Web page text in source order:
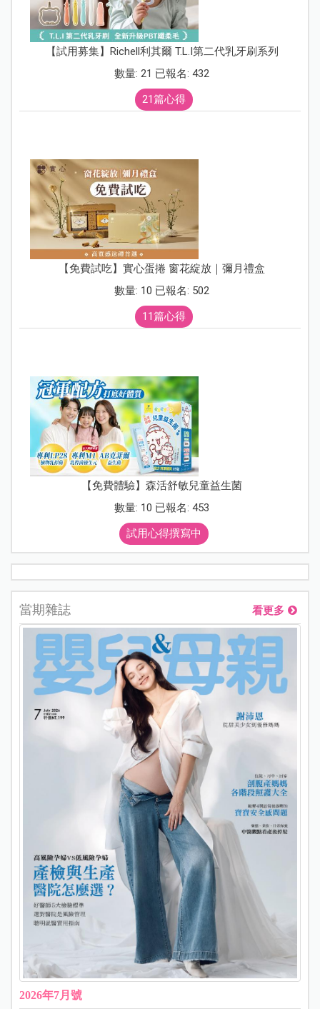
【試用募集】Richell利其爾 T.L.I第二代乳牙刷系列
數量: 21 已報名: 432
21篇心得
【免費試吃】實心蛋捲 窗花綻放｜彌月禮盒
數量: 10 已報名: 502
11篇心得
【免費體驗】森活舒敏兒童益生菌
數量: 10 已報名: 453
試用心得撰寫中
當期雜誌 看更多
2026年7月號